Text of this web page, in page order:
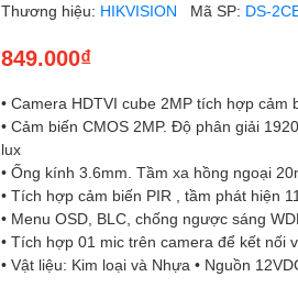
Thương hiệu: HIKVISION Mã SP: DS-
849.000₫
• Camera HDTVI cube 2MP tích hợp cảm
• Cảm biến CMOS 2MP. Độ phân giải
lux
• Ống kính 3.6mm. Tầm xa hồng ngoại
• Tích hợp cảm biến PIR , tầm phát hiện
• Menu OSD, BLC, chống ngược sáng
• Tích hợp 01 mic trên camera để kết nối
• Vật liệu: Kim loại và Nhựa • Nguồn